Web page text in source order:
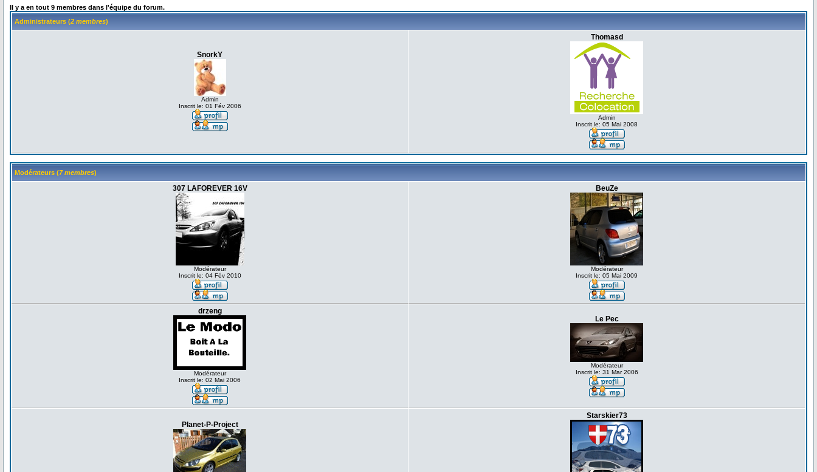
Il y a en tout 9 membres dans l'équipe du forum.
Administrateurs (2 membres)
SnorkY
Admin
Inscrit le: 01 Fév 2006
Thomasd
Admin
Inscrit le: 05 Mai 2008
Modérateurs (7 membres)
307 LAFOREVER 16V
Modérateur
Inscrit le: 04 Fév 2010
BeuZe
Modérateur
Inscrit le: 05 Mai 2009
drzeng
Modérateur
Inscrit le: 02 Mai 2006
Le Pec
Modérateur
Inscrit le: 31 Mar 2006
Planet-P-Project
Starskier73